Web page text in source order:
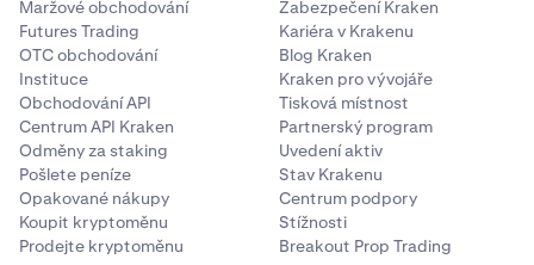
Wallet), můžete ověřit vlastnictví buď rychlým
vlastním potvrzením, nebo provedením Satoshi
Testu. Jakmile je proces ověření dokončen, vklad
bude uvolněn a adresa původní peněženky bude
zařazena na bílou listinu, aby se předešlo budoucím
zadržením.
2 Ověřte vlastnictví své peněženky:
certifikace: Dokončete rychlé ověření vlastnictví
Maržové obchodování
Futures Trading
OTC obchodování
Instituce
Obchodování API
Centrum API Kraken
Odměny za staking
Pošlete peníze
Opakované nákupy
Koupit kryptoměnu
Prodejte kryptoměnu
Zabezpečení Kraken
Kariéra v Krakenu
Blog Kraken
Kraken pro vývojáře
Tisková místnost
Partnerský program
Uvedení aktiv
Stav Krakenu
Centrum podpory
Stížnosti
Breakout Prop Trading